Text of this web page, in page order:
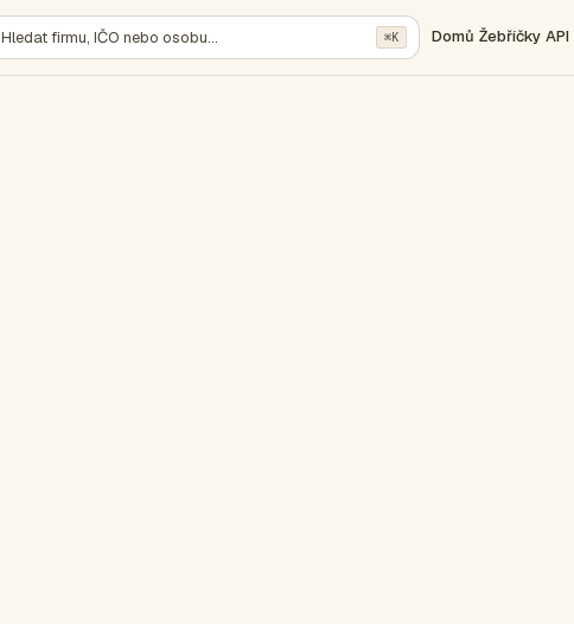
Hledat firmu, IČO nebo osobu… ⌘K Domů Žebříčky API